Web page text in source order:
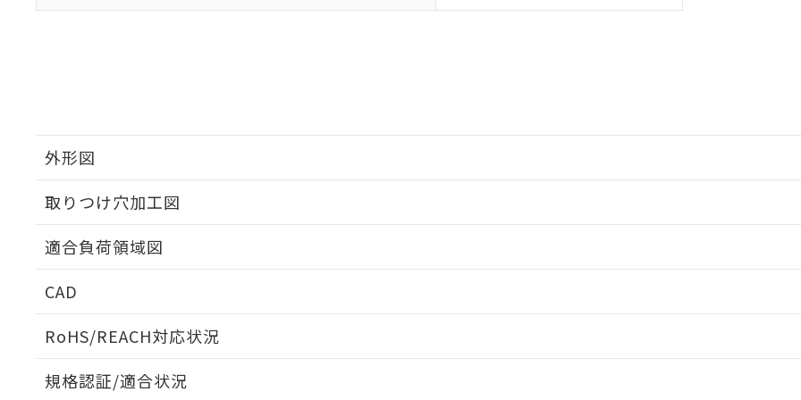
外形図
取りつけ穴加工図
適合負荷領域図
CAD
RoHS/REACH対応状況
規格認証/適合状況